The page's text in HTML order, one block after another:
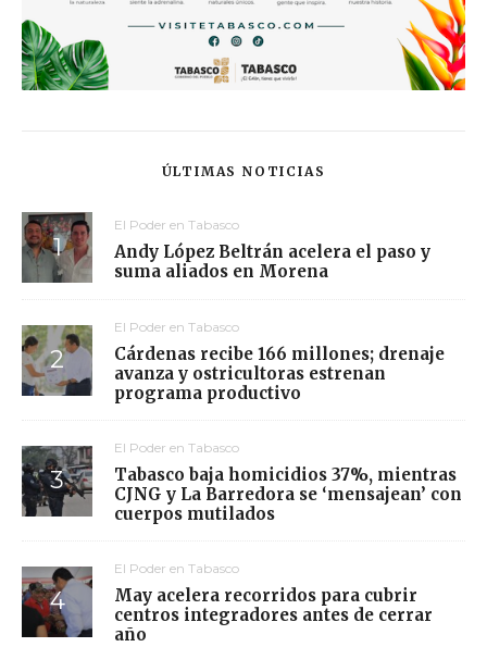
ÚLTIMAS NOTICIAS
El Poder en Tabasco
Andy López Beltrán acelera el paso y
suma aliados en Morena
El Poder en Tabasco
Cárdenas recibe 166 millones; drenaje
avanza y ostricultoras estrenan
programa productivo
El Poder en Tabasco
Tabasco baja homicidios 37%, mientras
CJNG y La Barredora se ‘mensajean’ con
cuerpos mutilados
El Poder en Tabasco
May acelera recorridos para cubrir
centros integradores antes de cerrar
año